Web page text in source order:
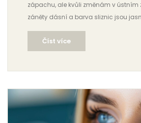
zápachu, ale kvůli změnám v ústním
záněty dásní a barva sliznic jsou
Zjistěte, jak to ovlivňuje vaše zuby a
Číst více